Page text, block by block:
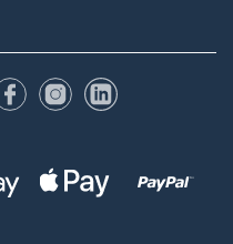
FacebookInstagram
LinkedIn